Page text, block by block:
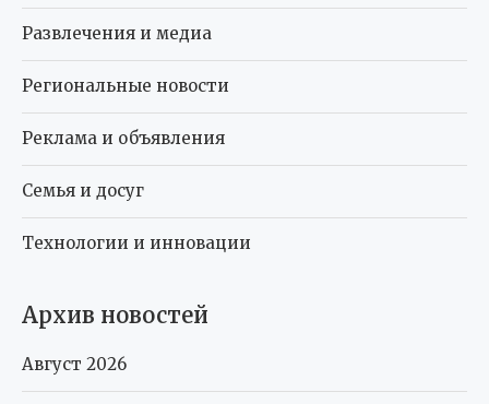
Развлечения и медиа
Региональные новости
Реклама и объявления
Семья и досуг
Технологии и инновации
Архив новостей
Август 2026